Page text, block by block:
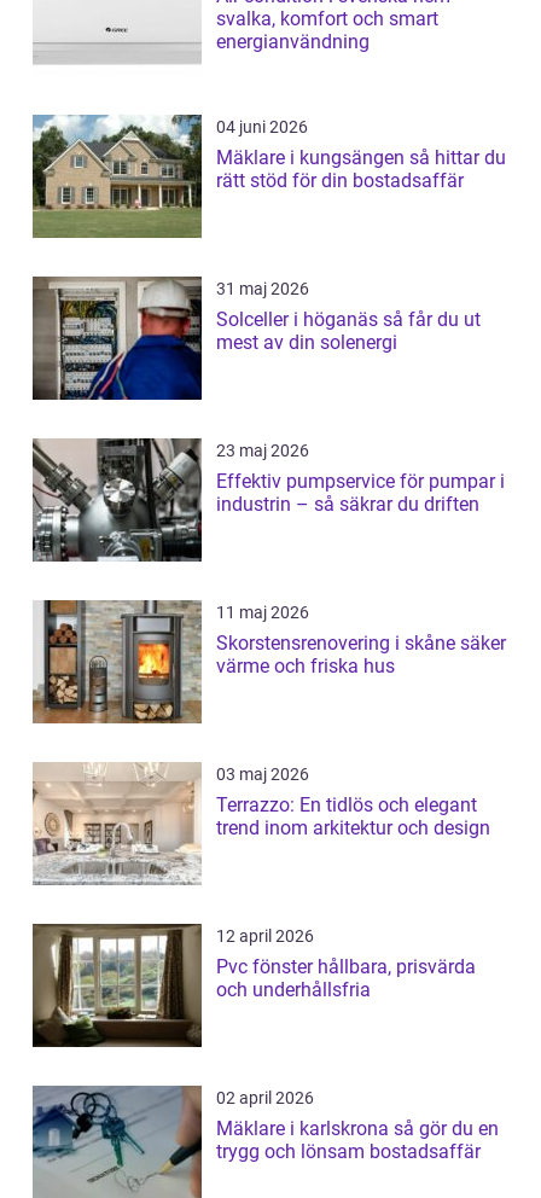
svalka, komfort och smart
energianvändning
04 juni 2026
Mäklare i kungsängen så hittar du
rätt stöd för din bostadsaffär
31 maj 2026
Solceller i höganäs så får du ut
mest av din solenergi
23 maj 2026
Effektiv pumpservice för pumpar i
industrin – så säkrar du driften
11 maj 2026
Skorstensrenovering i skåne säker
värme och friska hus
03 maj 2026
Terrazzo: En tidlös och elegant
trend inom arkitektur och design
12 april 2026
Pvc fönster hållbara, prisvärda
och underhållsfria
02 april 2026
Mäklare i karlskrona så gör du en
trygg och lönsam bostadsaffär